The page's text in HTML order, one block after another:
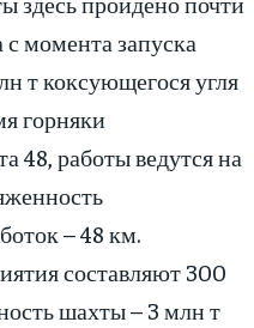
момента запуска
т коксующегося угля
горняки
48, работы ведутся на
– 48 км.
составляют 300
шахты – 3 млн т